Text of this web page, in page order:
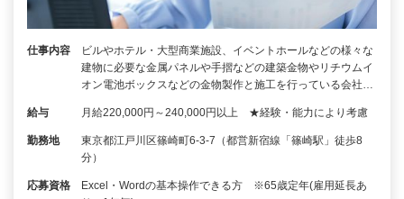
仕事内容
ビルやホテル・大型商業施設、イベントホールなどの様々な
建物に必要な金属パネルや手摺などの建築金物やリチウムイ
オン電池ボックスなどの金物製作と施工を行っている会社…
給与 月給220,000円～240,000円以上 ★経験・能力により考慮
勤務地
東京都江戸川区篠崎町6-3-7（都営新宿線「篠崎駅」徒歩8
分）
応募資格
Excel・Wordの基本操作できる方 ※65歳定年(雇用延長あ